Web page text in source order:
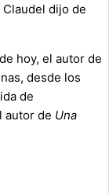
dijo de
hoy, el autor de
desde los
de
autor de Una